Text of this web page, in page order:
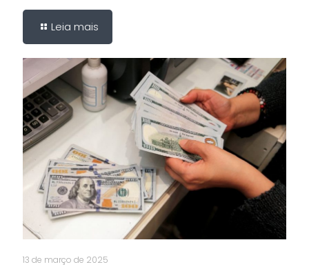
Leia mais
13 de março de 2025